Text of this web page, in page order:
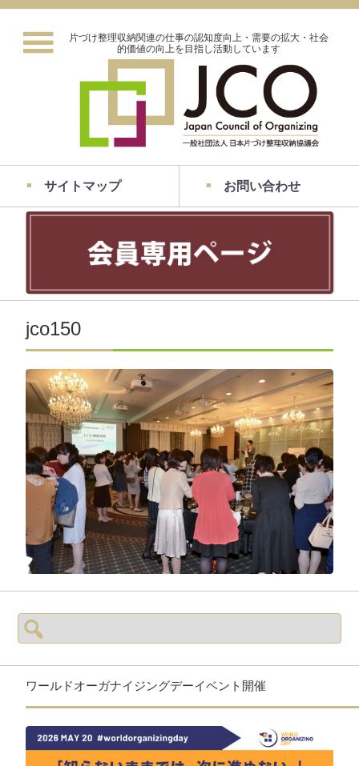
片づけ整理収納関連の仕事の認知度向上・需要の拡大・社会
的価値の向上を目指し活動しています
サイトマップ お問い合わせ
jco150
検
索:
ワールドオーガナイジングデーイベント開催